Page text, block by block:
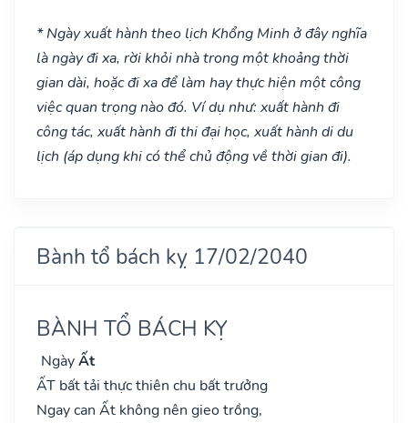
* Ngày xuất hành theo lịch Khổng Minh ở đây nghĩa
là ngày đi xa, rời khỏi nhà trong một khoảng thời
gian dài, hoặc đi xa để làm hay thực hiện một công
việc quan trọng nào đó. Ví dụ như: xuất hành đi
công tác, xuất hành đi thi đại học, xuất hành di du
lịch (áp dụng khi có thể chủ động về thời gian đi).
Bành tổ bách kỵ 17/02/2040
BÀNH TỔ BÁCH KỴ
NgàyẤt
ẤT bất tải thực thiên chu bất trưởng
Ngay can Ất không nên gieo trồng,